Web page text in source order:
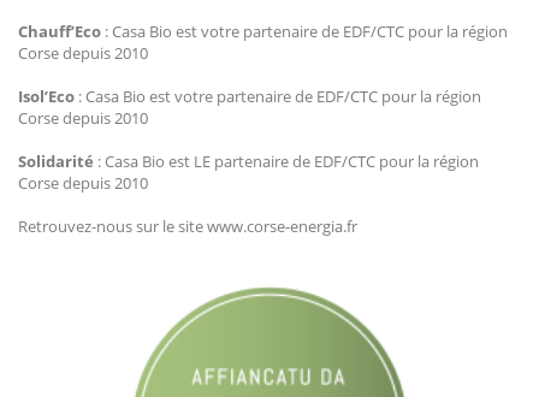
Chauff’Eco : Casa Bio est votre partenaire de EDF/CTC pour la région
Corse depuis 2010
Isol’Eco : Casa Bio est votre partenaire de EDF/CTC pour la région
Corse depuis 2010
Solidarité : Casa Bio est LE partenaire de EDF/CTC pour la région
Corse depuis 2010
Retrouvez-nous sur le site www.corse-energia.fr